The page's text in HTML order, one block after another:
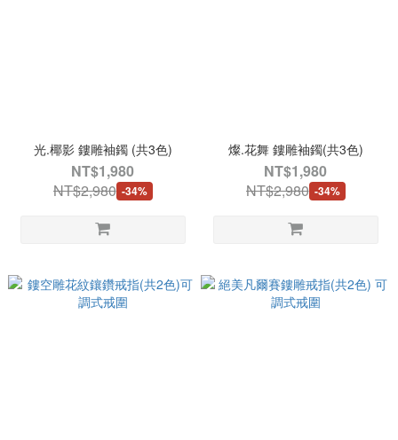
光.椰影 鏤雕袖鐲 (共3色)
NT$1,980
NT$2,980 -34%
燦.花舞 鏤雕袖鐲(共3色)
NT$1,980
NT$2,980 -34%